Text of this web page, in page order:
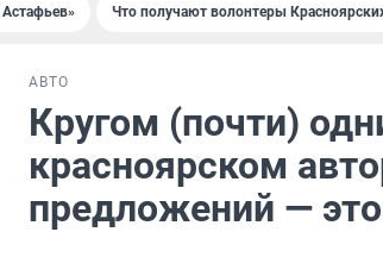
Что получают волонтеры
АВТО
Кругом (почти)
красноярском
предложений —